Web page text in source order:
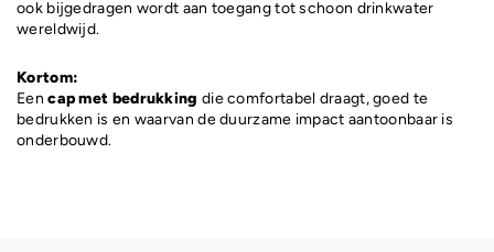
ook bijgedragen wordt aan toegang tot schoon drinkwater
wereldwijd.
Kortom:
Eencap met bedrukking die comfortabel draagt, goed te
bedrukken is en waarvan de duurzame impact aantoonbaar is
onderbouwd.